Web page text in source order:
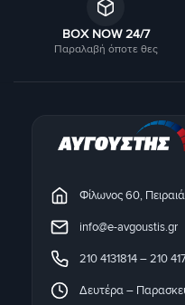
BOX NOW 24/7
Παραλαβή όποτε θες
Φίλωνος 60,
info@e-avgoustis.gr
210 4131814–210
Δευτέρα –